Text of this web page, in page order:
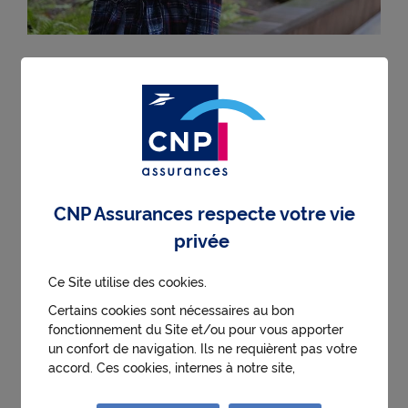
Action Accès Santé
Ayoko, engagée dans
l’amélioration de l’accès aux
soins pour les orphelins du
Nord du Togo
Ayoko est chargée de mission au sein de
l’association Action Accès Santé (AAS) qui agit au
Togo en faveur des populations vulnérables. Son
rôle est notamment de rechercher des
orphelinats susceptibles d’être accompagnés par
CNP Assurances respecte votre vie
privée
Ce Site utilise des cookies.
Certains cookies sont nécessaires au bon
fonctionnement du Site et/ou pour vous apporter
un confort de navigation. Ils ne requièrent pas votre
accord. Ces cookies, internes à notre site,
● d'identifier la première visite d'un utilisateur